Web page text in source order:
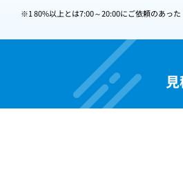
※1 80%以上とは7:00～20:00にご依頼のあった